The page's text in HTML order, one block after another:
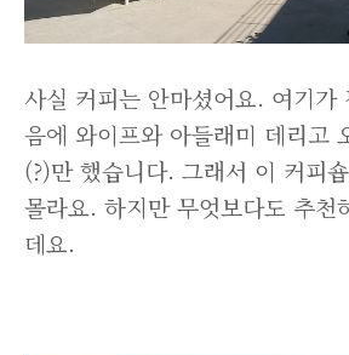
사실 커피는 안마셨어요. 여기가
음에 와이프와 아들래미 데리고
(?)만 했습니다. 그래서 이 커피
몰라요. 하지만 무엇보다도 추천
데요.